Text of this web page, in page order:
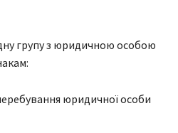
групу з юридичною особою
юридичної особи